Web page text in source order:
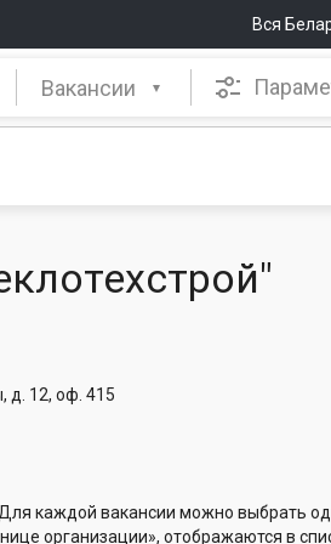
Вся
Вакансии
д. 12, оф. 415
каждой вакансии можно выбрать
организации», отображаются в